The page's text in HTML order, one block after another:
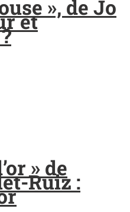
», de Jo
et
» de
Ruiz :